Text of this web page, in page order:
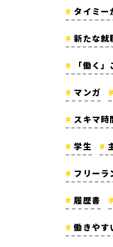
タイミー
新たな就
「働く
マンガ
スキマ時
学生
フリーラ
履歴書
働きやす